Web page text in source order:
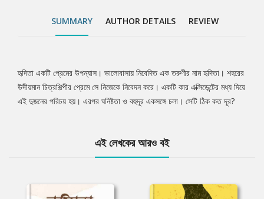
SUMMARY AUTHOR DETAILS REVIEW
Tab
Article
হৃদিতা একটি প্রেমের উপন্যাস। ভালোবাসায় নিবেদিত এক তরুণীর নাম হৃদিতা। শহরের
উদীয়মান চিত্রশিল্পীর প্রেমে সে নিজেকে নিবেদন করে। একটি কার এক্সিডেন্টের মধ্য দিয়ে
এই দুজনের পরিচয় হয়। এরপর ঘনিষ্টতা ও বহুদূর একসঙ্গে চলা। সেটি ঠিক কত দূর?
এই লেখকের আরও বই